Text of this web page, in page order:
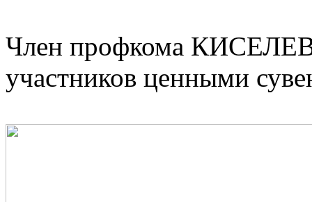
Член профкома
участников ценными